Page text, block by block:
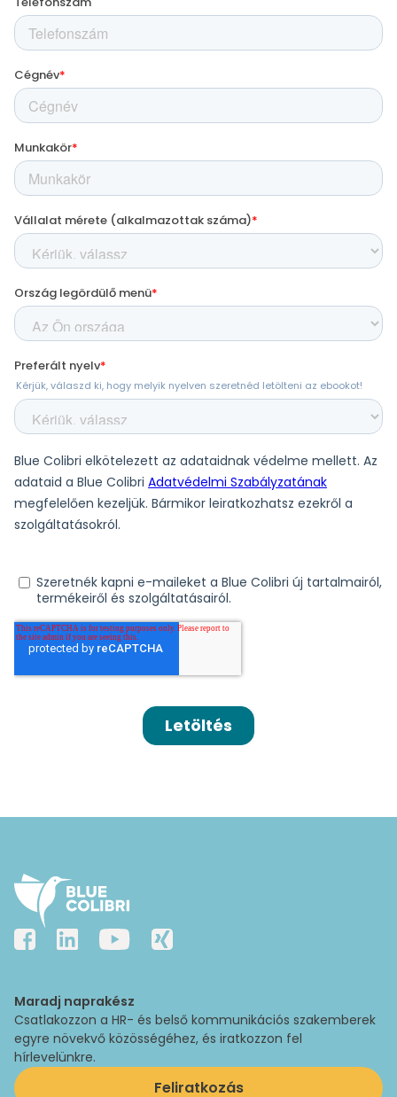
Maradj naprakész
Csatlakozzon a HR- és belső kommunikációs szakemberek
egyre növekvő közösségéhez, és iratkozzon fel
hírlevelünkre.
Feliratkozás